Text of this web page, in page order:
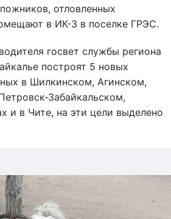
отловленных
в ИК-3 в поселке ГРЭС.
госвет службы региона
построят 5 новых
в Шилкинском, Агинском,
Забайкальском,
и в Чите, на эти цели выделено